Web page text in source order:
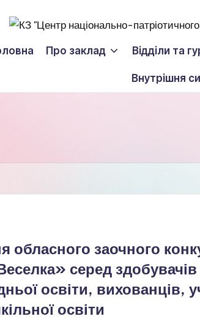
К
"
т
н
а
ц
Про заклад Відділи та
Внутрішня
обласного заочного
серед здобувачів
освіти, вихованців,
освіти